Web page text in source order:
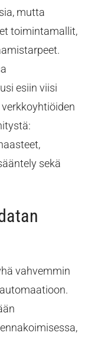
mutta
toimintamallit,
esiin viisi
sekä
vahvemmin